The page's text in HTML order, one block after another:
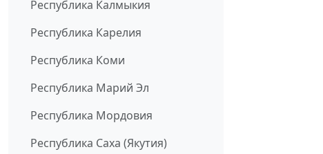
Республика Калмыкия
Республика Карелия
Республика Коми
Республика Марий Эл
Республика Мордовия
Республика Саха (Якутия)